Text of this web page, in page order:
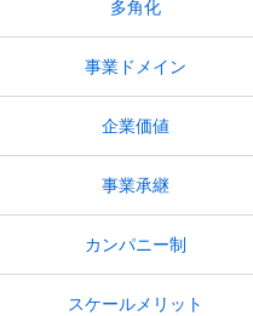
多角化
事業ドメイン
企業価値
事業承継
カンパニー制
スケールメリット